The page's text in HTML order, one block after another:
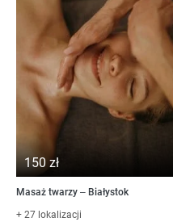
150 zł
Masaż twarzy – Białystok
+ 27 lokalizacji